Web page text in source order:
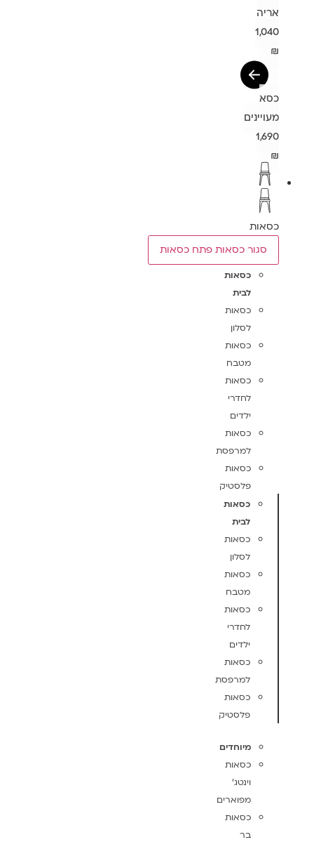
אריה
1,040
₪
כסא
מעויינים
1,690
₪
כסאות
סגור כסאות פתח כסאות
כסאות
לבית
כסאות
לסלון
כסאות
מטבח
כסאות
לחדרי
ילדים
כסאות
למרפסת
כסאות
פלסטיק
כסאות
לבית
כסאות
לסלון
כסאות
מטבח
כסאות
לחדרי
ילדים
כסאות
למרפסת
כסאות
פלסטיק
מיוחדים
כסאות
וינטג'
מפוארים
כסאות
בר